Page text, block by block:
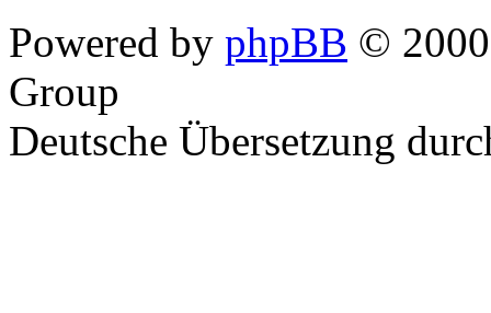
Powered by phpBB ©
Group
Deutsche Übersetzung